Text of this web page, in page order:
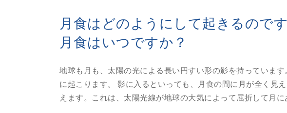
月食はどのようにして起きるので
月食はいつですか？
地球も月も、太陽の光による長い円すい形の影を持っていま
に起こります。 影に入るといっても、月食の間に月が全く見
えます。これは、太陽光線が地球の大気によって屈折して月に